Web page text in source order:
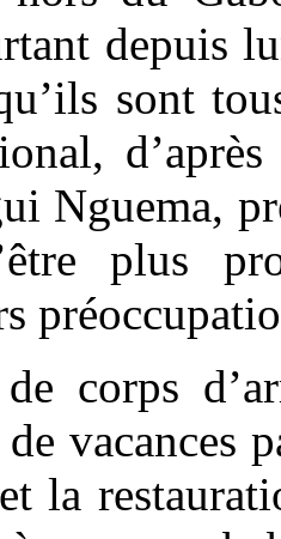
depuis
sont
Nguema,
plus
corps
de
la